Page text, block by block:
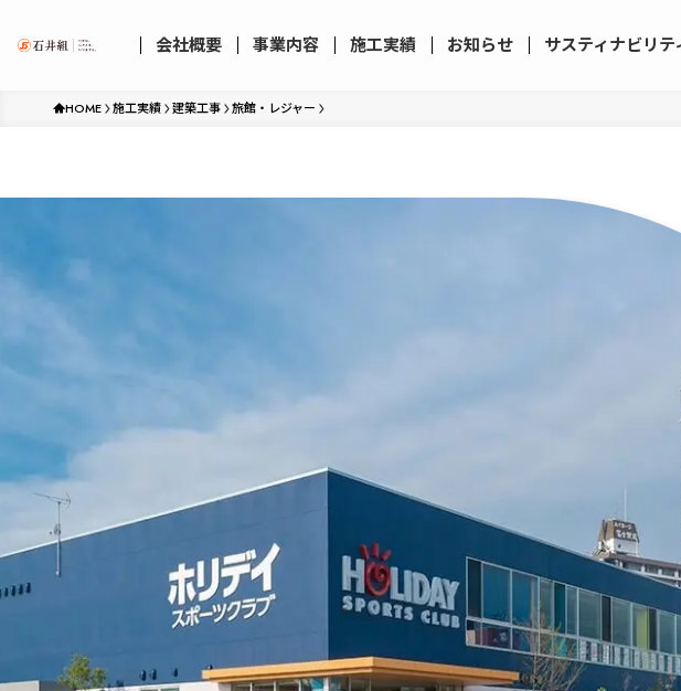
会社概要 事業内容 施工実績 お知らせ サスティナビリテ
HOME 施工実績 建築工事 旅館・レジャー